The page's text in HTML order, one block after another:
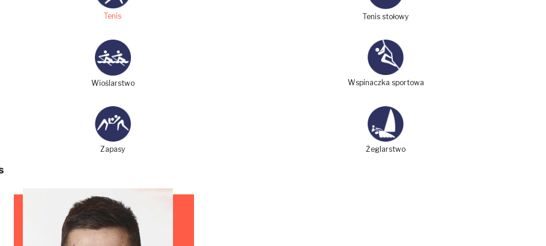
Tenis Tenis stołowy
Wioślarstwo Wspinaczka sportowa
Zapasy Żeglarstwo